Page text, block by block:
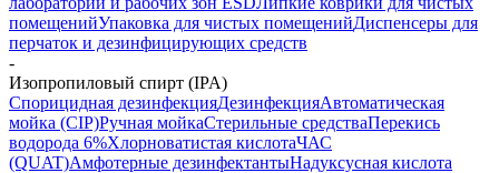
помещенийУпаковка для чистых помещенийДиспенсеры для
перчаток и дезинфицирующих средств
-
Изопропиловый спирт (IPA)
Спорицидная дезинфекцияДезинфекцияАвтоматическая
мойка (CIP)Ручная мойкаСтерильные средстваПерекись
водорода 6%Хлорноватистая кислотаЧАС
(QUAT)Амфотерные дезинфектантыНадуксусная кислота